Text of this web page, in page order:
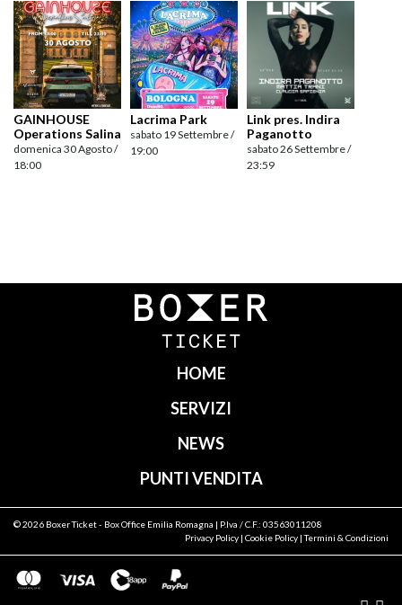
GAINHOUSE
Operations Salina
domenica 30 Agosto /
18:00
Lacrima Park
sabato 19 Settembre /
19:00
Link pres. Indira
Paganotto
sabato 26 Settembre /
23:59
Navigazione
HOME
SERVIZI
NEWS
PUNTI VENDITA
© 2026 Boxer Ticket- Box Office Emilia Romagna | P.Iva / C.F.: 03563011208
Privacy Policy | Cookie Policy |Termini & Condizioni